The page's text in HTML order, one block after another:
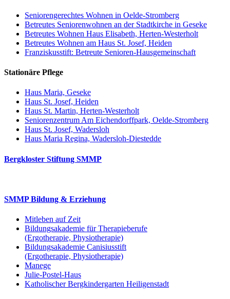
Seniorengerechtes Wohnen in Oelde-Stromberg
Betreutes Seniorenwohnen an der Stadtkirche in Geseke
Betreutes Wohnen Haus Elisabeth, Herten-Westerholt
Betreutes Wohnen am Haus St. Josef, Heiden
Franziskusstift: Betreute Senioren-Hausgemeinschaft
Stationäre Pflege
Haus Maria, Geseke
Haus St. Josef, Heiden
Haus St. Martin, Herten-Westerholt
Seniorenzentrum Am Eichendorffpark, Oelde-Stromberg
Haus St. Josef, Wadersloh
Haus Maria Regina, Wadersloh-Diestedde
Bergkloster Stiftung SMMP
SMMP Bildung & Erziehung
Mitleben auf Zeit
Bildungsakademie für Therapieberufe
(Ergotherapie, Physiotherapie)
Bildungsakademie Canisiusstift
(Ergotherapie, Physiotherapie)
Manege
Julie-Postel-Haus
Katholischer Bergkindergarten Heiligenstadt